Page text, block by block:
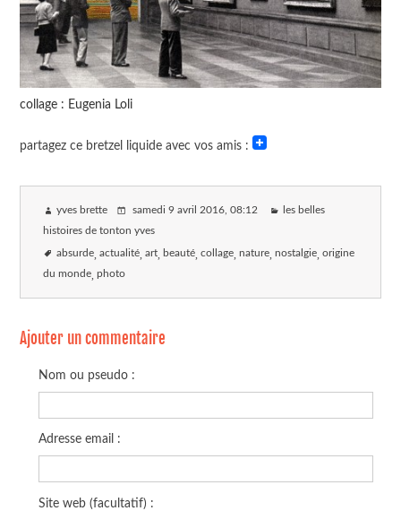
collage : Eugenia Loli
partagez ce bretzel liquide avec vos amis :
yves brette samedi 9 avril 2016, 08:12 les belles
histoires de tonton yves
absurde actualité art beauté collage nature nostalgie origine
du monde photo
Ajouter un commentaire
Nom ou pseudo :
Adresse email :
Site web (facultatif) :